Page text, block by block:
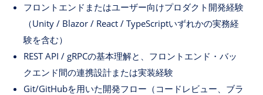
フロントエンドまたはユーザー向けプロダクト開発経験
（Unity / Blazor / React / TypeScriptいずれかの実務経
験を含む）
REST API / gRPCの基本理解と、フロントエンド・バッ
クエンド間の連携設計または実装経験
Git/GitHubを用いた開発フロー（コードレビュー、ブラ